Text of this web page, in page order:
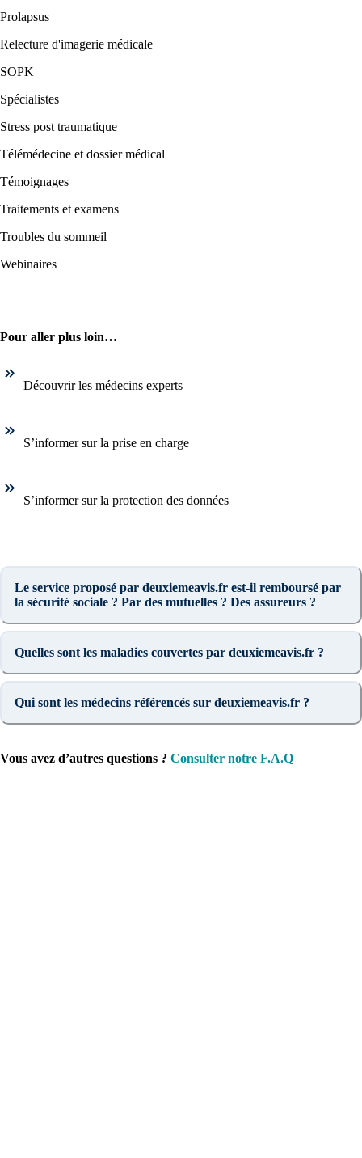
Prolapsus
Relecture d'imagerie médicale
SOPK
Spécialistes
Stress post traumatique
Télémédecine et dossier médical
Témoignages
Traitements et examens
Troubles du sommeil
Webinaires
Pour aller plus loin…
Découvrir les médecins experts
S’informer sur la prise en charge
S’informer sur la protection des données
Le service proposé par deuxiemeavis.fr est-il remboursé par
la sécurité sociale ? Par des mutuelles ? Des assureurs ?
Quelles sont les maladies couvertes par deuxiemeavis.fr ?
Qui sont les médecins référencés sur deuxiemeavis.fr ?
Vous avez d’autres questions ? Consulter notre F.A.Q